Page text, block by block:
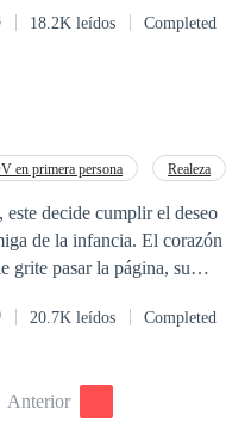
18.2K leídos Completed
en primera persona
Realeza
decide cumplir el deseo
de la infancia. El corazón
grite pasar la página, su
a que su memoria no
acto de suerte le ha
20.7K leídos Completed
Anterior